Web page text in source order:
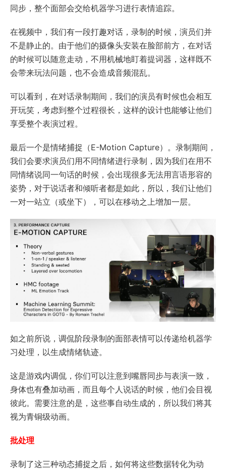
同步，整个面部会交给机器学习进行表情追踪。
在视频中，我们有一段打趣对话，录制的时候，演员们并
不是静止的。由于他们的摄像头安装在脸部前方，在对话
的时候可以随意走动，不用机械地盯着提词器，这样既不
会带来玩法问题，也不会造成音频混乱。
可以看到，在对话录制期间，我们的演员有时候也会相互
开玩笑，考虑到整个过程很长，这样的设计也能够让他们
享受整个表演过程。
最后一个是情绪捕捉（E-Motion Capture）。录制期间，
我们会要求演员们用不同情绪进行录制，因为我们在用不
同情绪说同一句话的时候，会出现很多无法用言语形容的
姿势，对于说话者和倾听者都是如此，所以，我们让他们
一对一站立（或坐下），可以在移动之上增加一层。
如之前所说，调侃阶段录制的面部表情可以传递给机器学
习处理，以生成情绪轨迹。
这是游戏内调侃，你们可以注意到嘴唇同步与表演一致，
身体也有叠加动画，而且每个人说话的时候，他们会目视
彼此。需要注意的是，这些事自动生成的，所以我们将其
视为青铜级动画。
批处理
录制了这三种动态捕捉之后，如何将这些数据转化为动